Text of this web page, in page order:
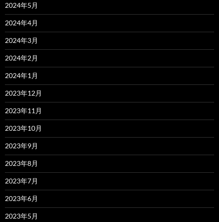
2024年5月
2024年4月
2024年3月
2024年2月
2024年1月
2023年12月
2023年11月
2023年10月
2023年9月
2023年8月
2023年7月
2023年6月
2023年5月